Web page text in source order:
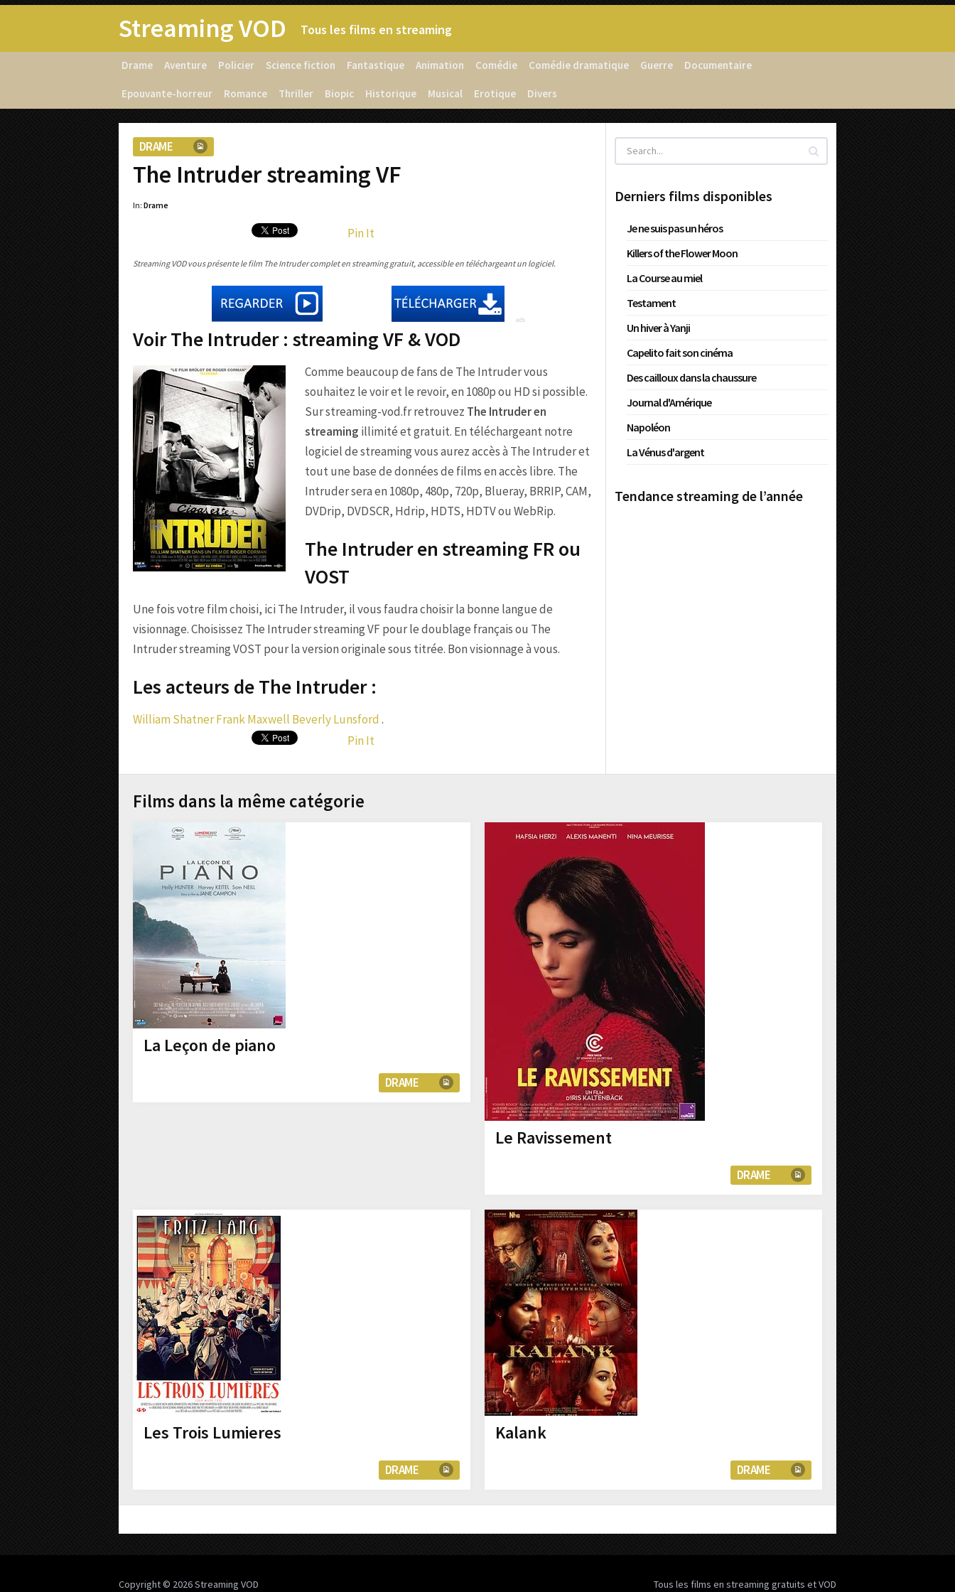
Streaming VOD Tous les films en streaming
Drame Aventure Policier Science fiction Fantastique Animation Comédie Comédie dramatique Guerre Documentaire
Epouvante-horreur Romance Thriller Biopic Historique Musical Erotique Divers
DRAME
The Intruder streaming VF
In: Drame
Pin It
Streaming VOD vous présente le film The Intruder complet en streaming gratuit, accessible en téléchargeant un logiciel.
Voir The Intruder : streaming VF & VOD
Comme beaucoup de fans de The Intruder vous
souhaitez le voir et le revoir, en 1080p ou HD si possible.
Sur streaming-vod.fr retrouvez The Intruder en
streaming illimité et gratuit. En téléchargeant notre
logiciel de streaming vous aurez accès à The Intruder et
tout une base de données de films en accès libre. The
Intruder sera en 1080p, 480p, 720p, Blueray, BRRIP, CAM,
DVDrip, DVDSCR, Hdrip, HDTS, HDTV ou WebRip.
The Intruder en streaming FR ou
VOST
Une fois votre film choisi, ici The Intruder, il vous faudra choisir la bonne langue de
visionnage. Choisissez The Intruder streaming VF pour le doublage français ou The
Intruder streaming VOST pour la version originale sous titrée. Bon visionnage à vous.
Les acteurs de The Intruder :
William ShatnerFrank Maxwell Beverly Lunsford.
Pin It
Derniers films disponibles
Je ne suis pas un héros
Killers of the Flower Moon
La Course au miel
Testament
Un hiver à Yanji
Capelito fait son cinéma
Des cailloux dans la chaussure
Journal d'Amérique
Napoléon
La Vénus d'argent
Tendance streaming de l’année
Films dans la même catégorie
La Leçon de piano
DRAME
Le Ravissement
DRAME
Les Trois Lumieres
DRAME
Kalank
DRAME
Copyright © 2026Streaming VOD Tous les films en streaming gratuits et VOD